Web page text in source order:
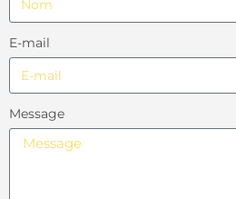
E-mail
Message